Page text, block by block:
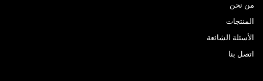
من نحن
المنتجات
الأسئلة الشائعة
اتصل بنا